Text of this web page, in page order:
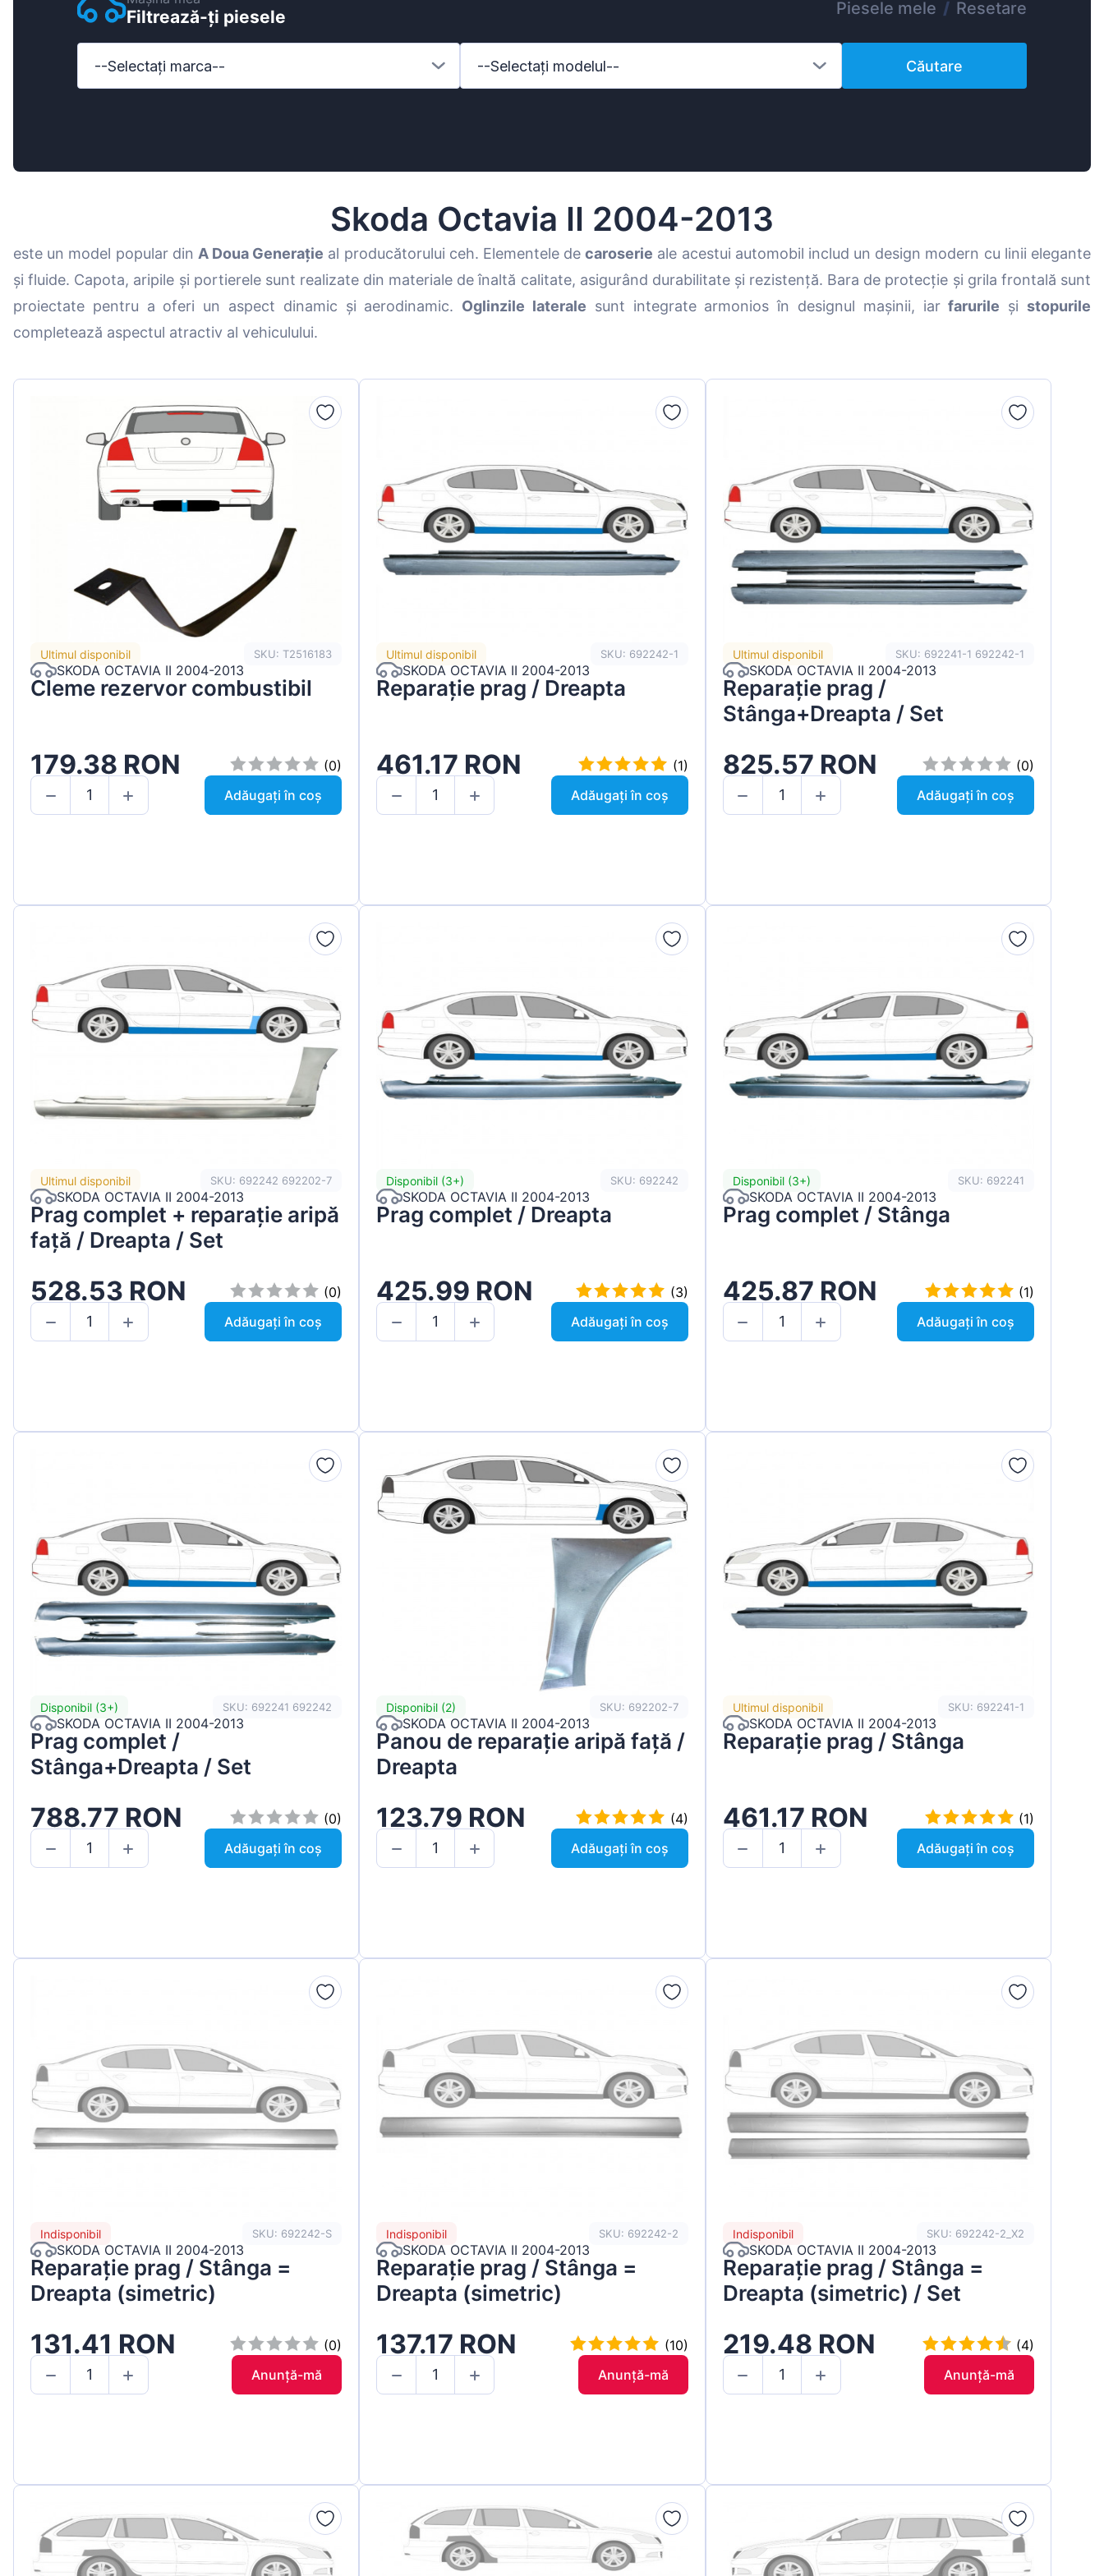
Magyar
Lietuvių
Hrvatski
Hyundai
Mazda
Mercedes-Benz
Renault
Tesla
Filtrează-ți piesele Piesele mele / Resetare
--Selectați marca-- --Selectați modelul-- Căutare
Skoda Octavia II 2004-2013
este un model popular din A Doua Generație al producătorului ceh. Elementele decaroserie ale acestui automobil includ un design modern cu linii elegante
și fluide. Capota, aripile și portierele sunt realizate din materiale de înaltă calitate, asigurând durabilitate și rezistență. Bara de protecție și grila frontală sunt
proiectate pentru a oferi un aspect dinamic și aerodinamic. Oglinzile laterale sunt integrate armonios în designul mașinii, iarfarurile șistopurile
completează aspectul atractiv al vehiculului.
Ultimul disponibil SKU: T2516183
SKODA OCTAVIA II 2004-2013
Cleme rezervor combustibil
179.38 RON
(0)
Adăugați în coș
Ultimul disponibil SKU: 692242-1
SKODA OCTAVIA II 2004-2013
Reparație prag / Dreapta
461.17 RON
(1)
Adăugați în coș
Ultimul disponibil SKU: 692241-1 692242-1
SKODA OCTAVIA II 2004-2013
Reparație prag /
Stânga+Dreapta / Set
825.57 RON
(0)
Adăugați în coș
Ultimul disponibil SKU: 692242 692202-7
SKODA OCTAVIA II 2004-2013
Prag complet + reparație aripă
față / Dreapta / Set
528.53 RON
(0)
Adăugați în coș
Disponibil (3+) SKU: 692242
SKODA OCTAVIA II 2004-2013
Prag complet / Dreapta
425.99 RON
(3)
Adăugați în coș
Disponibil (3+) SKU: 692241
SKODA OCTAVIA II 2004-2013
Prag complet / Stânga
425.87 RON
(1)
Adăugați în coș
Disponibil (3+) SKU: 692241 692242
SKODA OCTAVIA II 2004-2013
Prag complet /
Stânga+Dreapta / Set
788.77 RON
(0)
Adăugați în coș
Disponibil (2) SKU: 692202-7
SKODA OCTAVIA II 2004-2013
Panou de reparație aripă față /
Dreapta
123.79 RON
(4)
Adăugați în coș
Ultimul disponibil SKU: 692241-1
SKODA OCTAVIA II 2004-2013
Reparație prag / Stânga
461.17 RON
(1)
Adăugați în coș
Indisponibil SKU: 692242-S
SKODA OCTAVIA II 2004-2013
Reparație prag / Stânga =
Dreapta (simetric)
131.41 RON
(0)
Anunță-mă
Indisponibil SKU: 692242-2
SKODA OCTAVIA II 2004-2013
Reparație prag / Stânga =
Dreapta (simetric)
137.17 RON
(10)
Anunță-mă
Indisponibil SKU: 692242-2_X2
SKODA OCTAVIA II 2004-2013
Reparație prag / Stânga =
Dreapta (simetric) / Set
219.48 RON
(4)
Anunță-mă